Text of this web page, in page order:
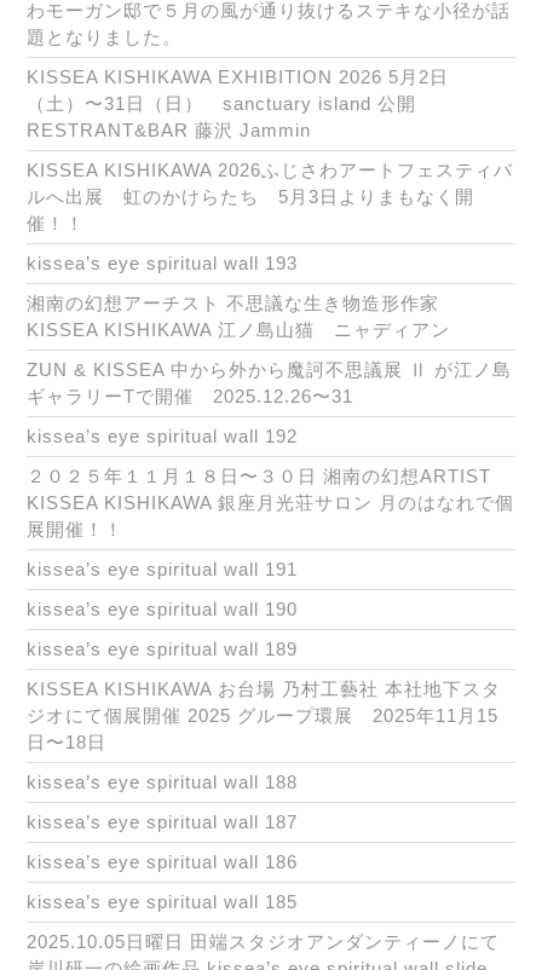
わモーガン邸で５月の風が通り抜けるステキな小径が話
題となりました。
KISSEA KISHIKAWA EXHIBITION 2026 5月2日
（土）〜31日（日） sanctuary island 公開
RESTRANT&BAR 藤沢 Jammin
KISSEA KISHIKAWA 2026ふじさわアートフェスティバ
ルへ出展 虹のかけらたち 5月3日よりまもなく開
催！！
kissea’s eye spiritual wall 193
湘南の幻想アーチスト 不思議な生き物造形作家
KISSEA KISHIKAWA 江ノ島山猫 ニャディアン
ZUN & KISSEA 中から外から魔訶不思議展 Ⅱ が江ノ島
ギャラリーTで開催 2025.12.26〜31
kissea’s eye spiritual wall 192
２０２５年１１月１８日〜３０日 湘南の幻想ARTIST
KISSEA KISHIKAWA 銀座月光荘サロン 月のはなれで個
展開催！！
kissea’s eye spiritual wall 191
kissea’s eye spiritual wall 190
kissea’s eye spiritual wall 189
KISSEA KISHIKAWA お台場 乃村工藝社 本社地下スタ
ジオにて個展開催 2025 グループ環展 2025年11月15
日〜18日
kissea’s eye spiritual wall 188
kissea’s eye spiritual wall 187
kissea’s eye spiritual wall 186
kissea’s eye spiritual wall 185
2025.10.05日曜日 田端スタジオアンダンティーノにて